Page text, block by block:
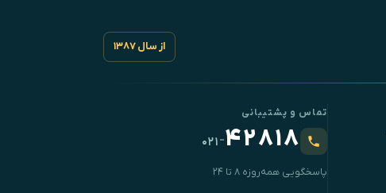
از سال ۱۳۸۷
تماس و پشتیبانی
۴۲۸۱۸-۰۲۱
پاسخگویی همه‌روزه ۸ تا ۲۴